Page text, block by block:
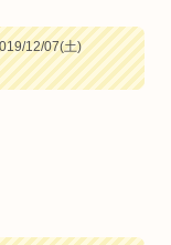
12/07(土)